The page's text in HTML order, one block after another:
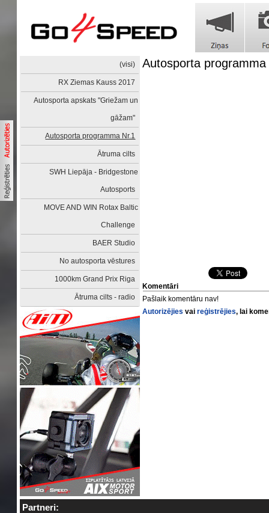
(visi)
RX Ziemas Kauss 2017
Autosporta apskats "Griežam un
gāžam"
Autosporta programma Nr.1
Ātruma cilts
SWH Liepāja - Bridgestone
Autosports
MOVE AND WIN Rotax Baltic
Challenge
BAER Studio
No autosporta vēstures
1000km Grand Prix Riga
Ātruma cilts - radio
Autosporta
Komentāri
Pašlaik komentāru nav!
Autorizējies vaireģistrējies, lai
Partneri: